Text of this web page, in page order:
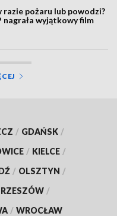
razie pożaru lub powodzi?
nagrała wyjątkowy film
/ GDAŃSK /
/ KIELCE /
/ OLSZTYN /
RZESZÓW /
/ WROCŁAW